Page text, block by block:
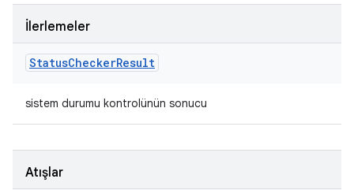
İlerlemeler
StatusCheckerResult
sistem durumu kontrolünün sonucu
Atışlar